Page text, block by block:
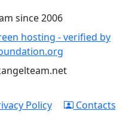
since 2006
Policy Contacts